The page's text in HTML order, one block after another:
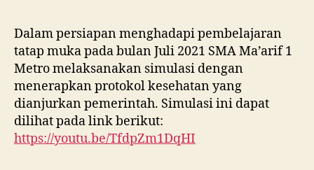
Dalam persiapan menghadapi pembelajaran
tatap muka pada bulan Juli 2021 SMA Ma’arif 1
Metro melaksanakan simulasi dengan
menerapkan protokol kesehatan yang
dianjurkan pemerintah. Simulasi ini dapat
dilihat pada link berikut:
https://youtu.be/TfdpZm1DqHI